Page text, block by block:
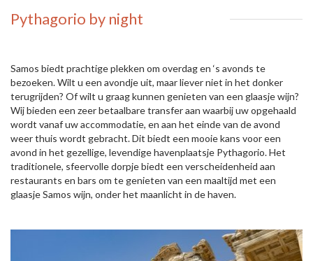
Pythagorio by night
Samos biedt prachtige plekken om overdag en ‘s avonds te
bezoeken. Wilt u een avondje uit, maar liever niet in het donker
terugrijden? Of wilt u graag kunnen genieten van een glaasje wijn?
Wij bieden een zeer betaalbare transfer aan waarbij uw opgehaald
wordt vanaf uw accommodatie, en aan het einde van de avond
weer thuis wordt gebracht. Dit biedt een mooie kans voor een
avond in het gezellige, levendige havenplaatsje Pythagorio. Het
traditionele, sfeervolle dorpje biedt een verscheidenheid aan
restaurants en bars om te genieten van een maaltijd met een
glaasje Samos wijn, onder het maanlicht in de haven.